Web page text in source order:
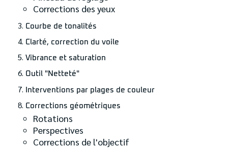
Corrections des yeux
Courbe de tonalités
Clarté, correction du voile
Vibrance et saturation
Outil "Netteté"
Interventions par plages de couleur
Corrections géométriques
Rotations
Perspectives
Corrections de l'objectif